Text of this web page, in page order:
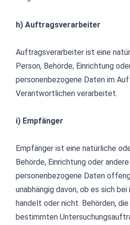
h) Auftragsverarbeiter
Auftragsverarbeiter ist eine
Person, Behörde, Einrichtung
personenbezogene Daten im
Verantwortlichen verarbeitet.
i) Empfänger
Empfänger ist eine natürliche
Behörde, Einrichtung oder
personenbezogene Daten
unabhängig davon, ob es sich
handelt oder nicht. Behörden, die
bestimmten